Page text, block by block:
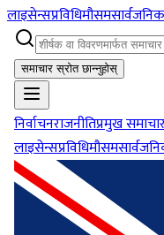
लाइसेन्सप्रविधिमौसम
समाचार स्रोत छान्नुहोस्
निर्वाचनराजनीतिप्रमुख
लाइसेन्सप्रविधिमौसम